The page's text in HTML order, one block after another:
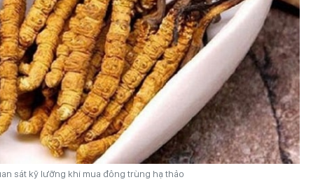
sát kỹ lưỡng khi mua đông trùng hạ thảo